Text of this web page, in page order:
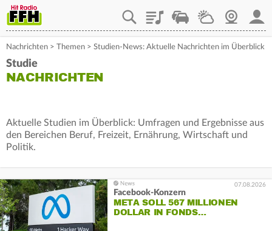
PlaylistStaupilotWetterWebcam
Nachrichten > Themen > Studien-News: Aktuelle Nachrichten im Überblick
Studie
NACHRICHTEN
Aktuelle Studien im Überblick: Umfragen und Ergebnisse aus
den Bereichen Beruf, Freizeit, Ernährung, Wirtschaft und
Politik.
07.08.2026
Facebook-Konzern
META SOLL 567 MILLIONEN
DOLLAR IN FONDS…